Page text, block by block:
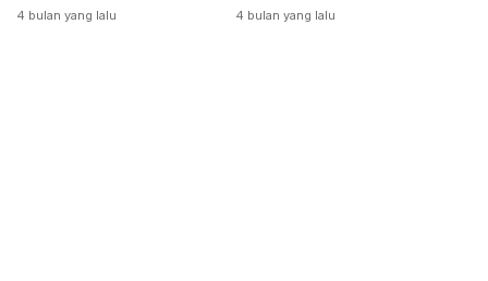
4 bulan yang lalu
Dikeluarkan
4 bulan yang lalu